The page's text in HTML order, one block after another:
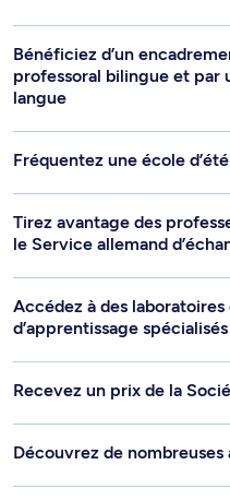
Bénéficiez d’un
professoral bilingue et par
langue
Fréquentez une école
Tirez avantage des
le Service allemand
Accédez à des laboratoires
d’apprentissage spécialisés
Recevez un prix de la
Découvrez de